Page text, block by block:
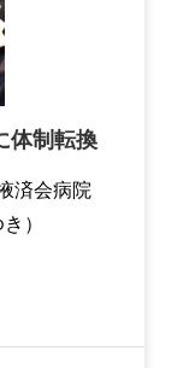
体制転換
済会病院
）